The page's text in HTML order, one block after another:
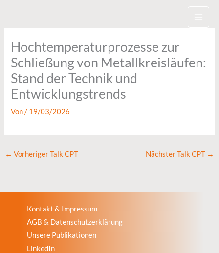
Hochtemperaturprozesse zur
Schließung von Metallkreisläufen:
Stand der Technik und
Entwicklungstrends
Von/ 19/03/2026
← Vorheriger Talk CPT Nächster Talk CPT →
Kontakt & Impressum
AGB & Datenschutzerklärung
Unsere Publikationen
LinkedIn